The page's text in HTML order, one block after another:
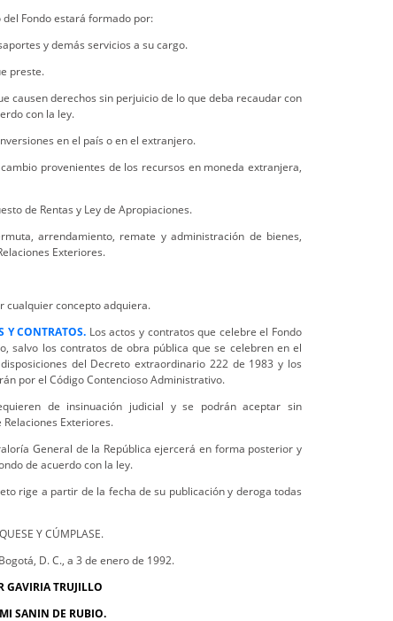
del Fondo estará formado por:
y demás servicios a su cargo.
preste.
causen derechos sin perjuicio de lo que deba recaudar con
con la ley.
en el país o en el extranjero.
provenientes de los recursos en moneda extranjera,
de Rentas y Ley de Apropiaciones.
arrendamiento, remate y administración de bienes,
Exteriores.
cualquier concepto adquiera.
Y CONTRATOS. Los actos y contratos que celebre el Fondo
salvo los contratos de obra pública que se celebren en el
del Decreto extraordinario 222 de 1983 y los
por el Código Contencioso Administrativo.
de insinuación judicial y se podrán aceptar sin
Exteriores.
General de la República ejercerá en forma posterior y
de acuerdo con la ley.
rige a partir de la fecha de su publicación y deroga todas
Y CÚMPLASE.
D. C., a 3 de enero de 1992.
GAVIRIA TRUJILLO
SANIN DE RUBIO.